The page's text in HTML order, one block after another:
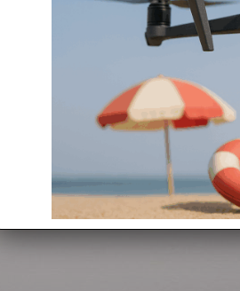
wireless e il riconoscimento
intuitivo è dotato dell’app DJI Fly
sotto la luce solare diretta,